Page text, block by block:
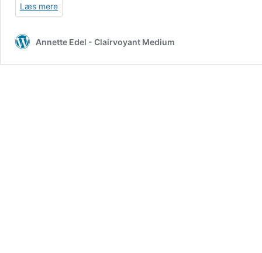
Læs mere
Annette Edel - Clairvoyant Medium